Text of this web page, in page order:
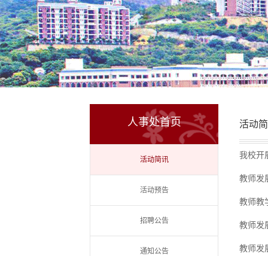
人事处首页
活动简讯
活动预告
招聘公告
通知公告
活动
我校开
教师发
教师教
教师发
教师发